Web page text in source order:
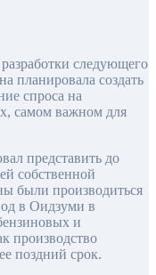
следующего
планировала создать
спроса на
самом важном для
представить до
собственной
были производиться
в Оидзуми в
и
производство
поздний срок.